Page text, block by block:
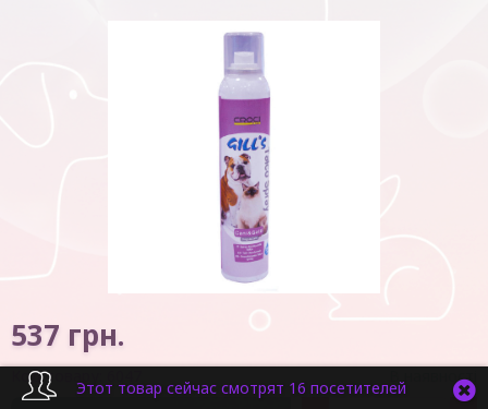
537 грн.
Код товару: В наявності
Этот товар сейчас смотрят 16 посетителей